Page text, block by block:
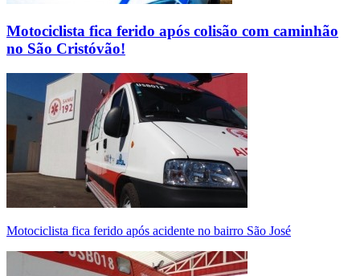
Motociclista fica ferido após colisão com caminhão
no São Cristóvão!
Motociclista fica ferido após acidente no bairro São José